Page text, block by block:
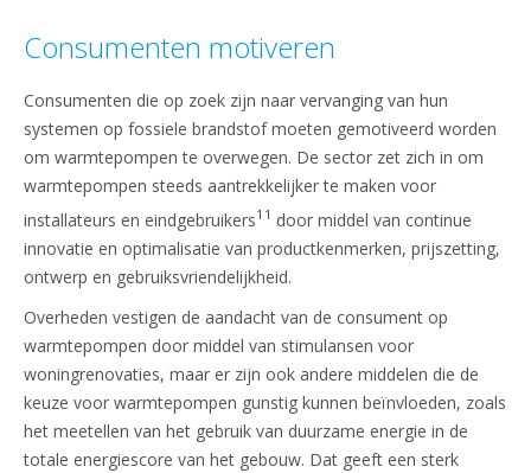
Consumenten motiveren
Consumenten die op zoek zijn naar vervanging van hun
systemen op fossiele brandstof moeten gemotiveerd worden
om warmtepompen te overwegen. De sector zet zich in om
warmtepompen steeds aantrekkelijker te maken voor
installateurs en eindgebruikers11 door middel van continue
innovatie en optimalisatie van productkenmerken, prijszetting,
ontwerp en gebruiksvriendelijkheid.
Overheden vestigen de aandacht van de consument op
warmtepompen door middel van stimulansen voor
woningrenovaties, maar er zijn ook andere middelen die de
keuze voor warmtepompen gunstig kunnen beïnvloeden, zoals
het meetellen van het gebruik van duurzame energie in de
totale energiescore van het gebouw. Dat geeft een sterk